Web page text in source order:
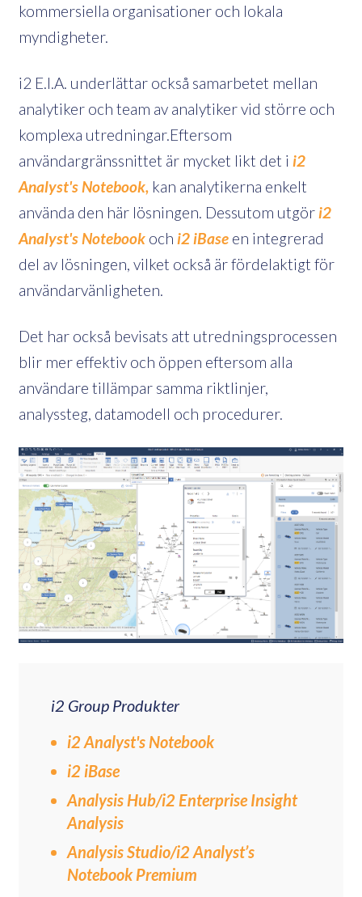
kommersiella organisationer och lokala
myndigheter.
i2 E.I.A. underlättar också samarbetet mellan
analytiker och team av analytiker vid större och
komplexa utredningar.Eftersom
användargränssnittet är mycket likt det i i2
Analyst's Notebook, kan analytikerna enkelt
använda den här lösningen. Dessutom utgöri2
Analyst's Notebook och i2 iBase en integrerad
del av lösningen, vilket också är fördelaktigt för
användarvänligheten.
Det har också bevisats att utredningsprocessen
blir mer effektiv och öppen eftersom alla
användare tillämpar samma riktlinjer,
analyssteg, datamodell och procedurer.
i2 Group Produkter
i2 Analyst's Notebook
i2 iBase
Analysis Hub/i2 Enterprise Insight
Analysis
Analysis Studio/i2 Analyst’s
Notebook Premium